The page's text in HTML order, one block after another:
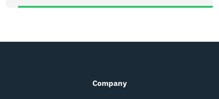
Company